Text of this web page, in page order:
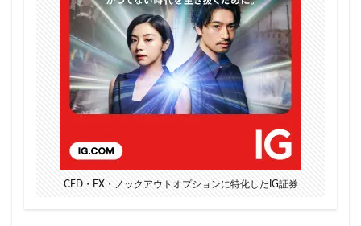
CFD・FX・ノックアウトオプションに特化したIG証券